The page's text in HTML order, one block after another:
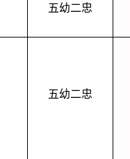
五幼二忠
五幼二忠